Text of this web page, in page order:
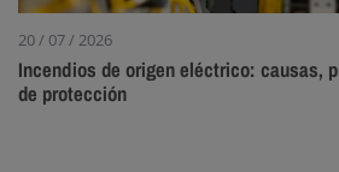
20 / 07 / 2026
Incendios de origen eléctrico: causas,
de protección